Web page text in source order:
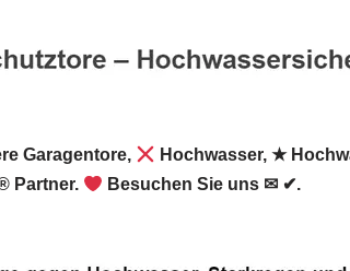
Garagentore, Hochwasser, ★
Partner. Besuchen Sie uns ✉ ✔.